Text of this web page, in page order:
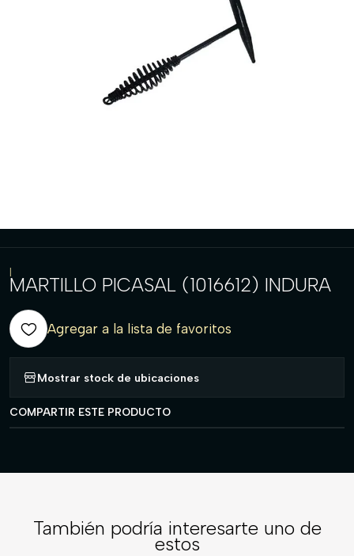
|
MARTILLO PICASAL (1016612) INDURA
Agregar a la lista de favoritos
Mostrar stock de ubicaciones
COMPARTIR ESTE PRODUCTO
También podría interesarte uno de
estos